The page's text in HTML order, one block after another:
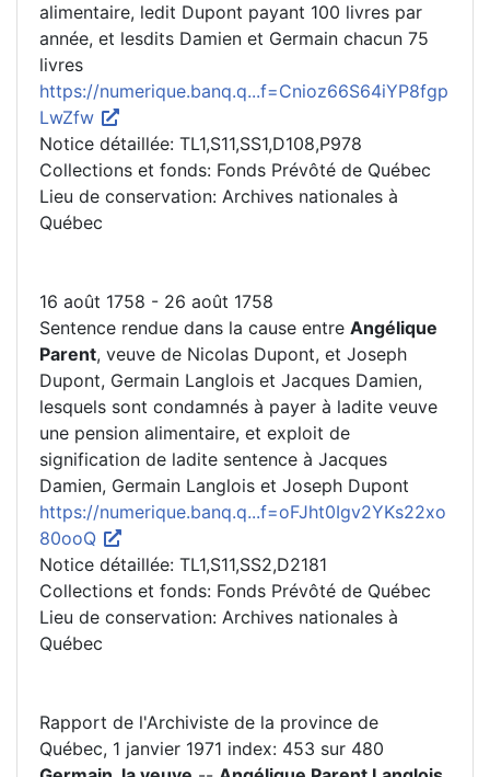
alimentaire, ledit Dupont payant 100 livres par
année, et lesdits Damien et Germain chacun 75
livres
https://numerique.banq.q...f=Cnioz66S64iYP8fgp
LwZfw
Notice détaillée: TL1,S11,SS1,D108,P978
Collections et fonds: Fonds Prévôté de Québec
Lieu de conservation: Archives nationales à
Québec
16 août 1758 - 26 août 1758
Sentence rendue dans la cause entre Angélique
Parent, veuve de Nicolas Dupont, et Joseph
Dupont, Germain Langlois et Jacques Damien,
lesquels sont condamnés à payer à ladite veuve
une pension alimentaire, et exploit de
signification de ladite sentence à Jacques
Damien, Germain Langlois et Joseph Dupont
https://numerique.banq.q...f=oFJht0Igv2YKs22xo
80ooQ
Notice détaillée: TL1,S11,SS2,D2181
Collections et fonds: Fonds Prévôté de Québec
Lieu de conservation: Archives nationales à
Québec
Rapport de l'Archiviste de la province de
Québec, 1 janvier 1971 index: 453 sur 480